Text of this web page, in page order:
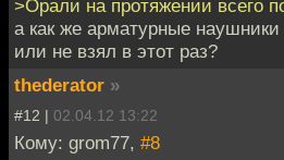
>Орали на протяжении всего
а как же арматурные
или не взял в этот раз?
thederator »
#12 | 02.04.12 13:22
Кому: grom77, #8